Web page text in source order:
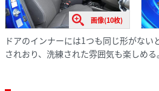
画像(10枚)
ドアのインナーには1つも同じ形がな
されおり、洗練された雰囲気も楽しめる。